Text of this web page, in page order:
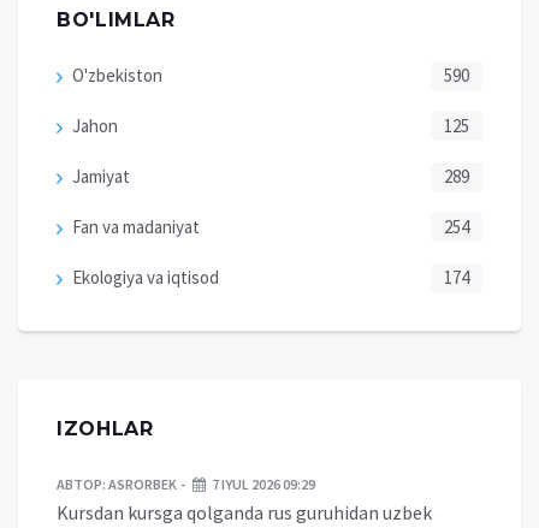
BO'LIMLAR
O'zbekiston 590
Jahon 125
Jamiyat 289
Fan va madaniyat 254
Ekologiya va iqtisod 174
IZOHLAR
АВТОР: ASRORBEK 7 IYUL 2026 09:29
Kursdan kursga qolganda rus guruhidan uzbek